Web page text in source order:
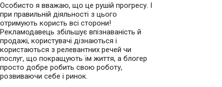
Особисто я вважаю, що це рушій прогресу. І
при правильній діяльності з цього
отримують користь всі сторони!
Рекламодавець збільшує впізнаваність й
продажі, користувачі дізнаються і
користаються з релевантних речей чи
послуг, що покращують їм життя, а блогер
просто добре робить свою роботу,
розвиваючи себе і ринок.